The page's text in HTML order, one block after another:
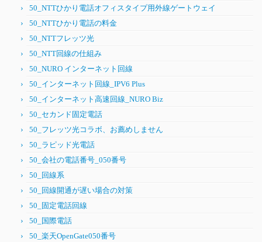
50_NTTひかり電話オフィスタイプ用外線ゲートウェイ
50_NTTひかり電話の料金
50_NTTフレッツ光
50_NTT回線の仕組み
50_NURO インターネット回線
50_インターネット回線_IPV6 Plus
50_インターネット高速回線_NURO Biz
50_セカンド固定電話
50_フレッツ光コラボ、お薦めしません
50_ラピッド光電話
50_会社の電話番号_050番号
50_回線系
50_回線開通が遅い場合の対策
50_固定電話回線
50_国際電話
50_楽天OpenGate050番号